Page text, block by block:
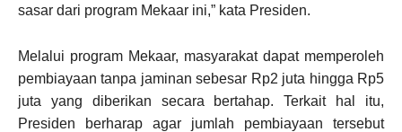
sasar dari program Mekaar ini,” kata Presiden.
Melalui program Mekaar, masyarakat dapat memperoleh
pembiayaan tanpa jaminan sebesar Rp2 juta hingga Rp5
juta yang diberikan secara bertahap. Terkait hal itu,
Presiden berharap agar jumlah pembiayaan tersebut